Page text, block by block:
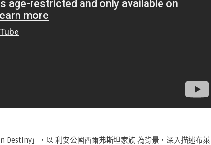
Destiny」，以 利安公國西爾弗斯坦家族 為背景，深入描述布萊